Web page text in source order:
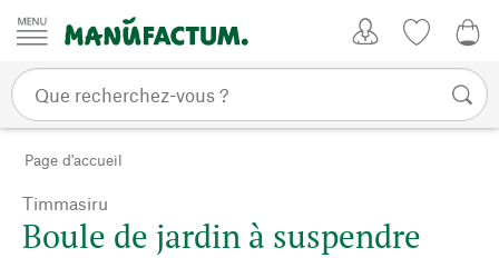
Passer au contenu
Page d'accueil
Timmasiru
Boule de jardin à suspendre